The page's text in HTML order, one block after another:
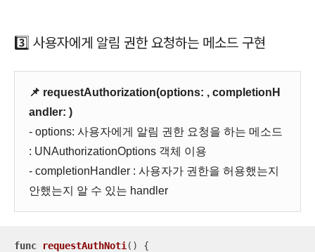
3️⃣ 사용자에게 알림 권한 요청하는 메소드 구현
📌 requestAuthorization(options: , completionH
andler: )
- options: 사용자에게 알림 권한 요청을 하는 메소드
: UNAuthorizationOptions 객체 이용
- completionHandler : 사용자가 권한을 허용했는지
안했는지 알 수 있는 handler
func requestAuthNoti ()
{